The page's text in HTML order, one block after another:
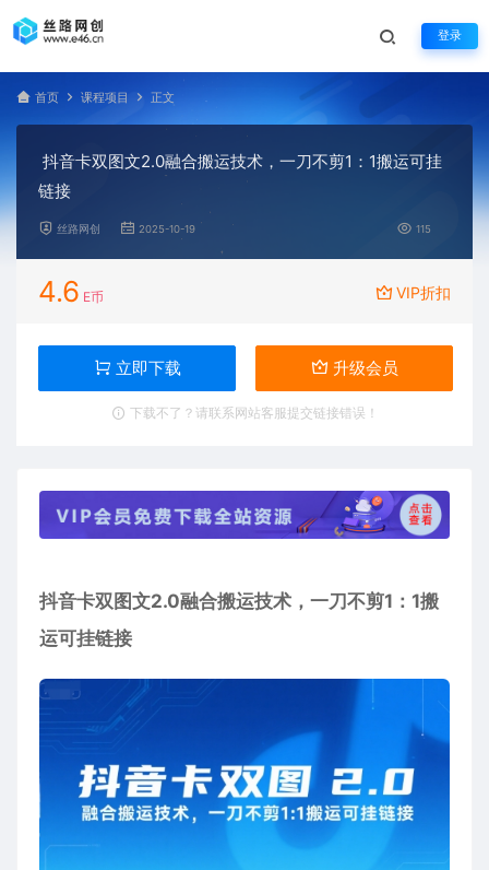
登录
首页 课程项目 正文
抖音卡双图文2.0融合搬运技术，一刀不剪1：1搬运可挂
链接
丝路网创 2025-10-19 115
4.6 E币 VIP折扣
立即下载 升级会员
下载不了？请联系网站客服提交链接错误！
抖音卡双图文2.0融合搬运技术，一刀不剪1：1搬
运可挂链接